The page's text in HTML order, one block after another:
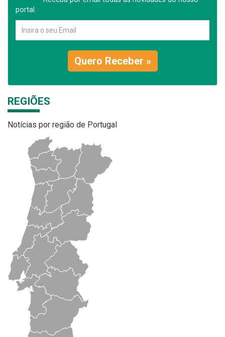
portal.
Quero Receber »
REGIÕES
Notícias por região de Portugal